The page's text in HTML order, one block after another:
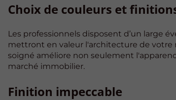
Choix de couleurs et
Les professionnels disposent d’un large
mettront en valeur l'architecture de
soigné améliore non seulement
marché immobilier.
Finition impeccable